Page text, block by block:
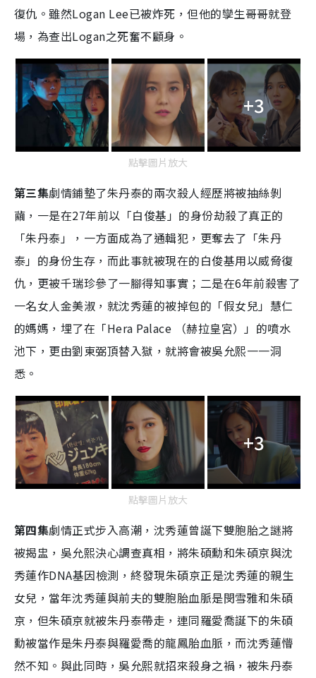
復仇。雖然Logan Lee已被炸死，但他的孿生哥哥就登
場，為查出Logan之死奮不顧身。
+3
點擊圖片放大
第三集劇情鋪墊了朱丹泰的兩次殺人經歷將被抽絲剝
繭，一是在27年前以「白俊基」的身份劫殺了真正的
「朱丹泰」，一方面成為了通輯犯，更奪去了「朱丹
泰」的身份生存，而此事就被現在的白俊基用以威脅復
仇，更被千瑞珍參了一腳得知事實；二是在6年前殺害了
一名女人金美淑，就沈秀蓮的被掉包的「假女兒」慧仁
的媽媽，埋了在「Hera Palace （赫拉皇宮）」的噴水
池下，更由劉東弼頂替入獄，就將會被吳允熙一一洞
悉。
+3
點擊圖片放大
第四集劇情正式步入高潮，沈秀蓮曾誕下雙胞胎之謎將
被揭盅，吳允熙決心調查真相，將朱碩勳和朱碩京與沈
秀蓮作DNA基因檢測，終發現朱碩京正是沈秀蓮的親生
女兒，當年沈秀蓮與前夫的雙胞胎血脈是閔雪雅和朱碩
京，但朱碩京就被朱丹泰帶走，連同羅愛喬誕下的朱碩
勳被當作是朱丹泰與羅愛喬的龍鳳胎血脈，而沈秀蓮懵
然不知。與此同時，吳允熙就招來殺身之禍，被朱丹泰